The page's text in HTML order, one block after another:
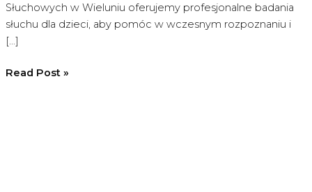
Słuchowych w Wieluniu oferujemy profesjonalne badania
słuchu dla dzieci, aby pomóc w wczesnym rozpoznaniu i
[…]
Jakie
Read Post »